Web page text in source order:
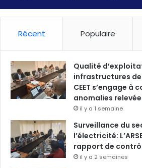
Récent Populaire
Qualité
infrastructures
CEET s’engage à
anomalies
il y a 1 semaine
Surveillance du
l’électricité:
rapport de
il y a 2 semaines